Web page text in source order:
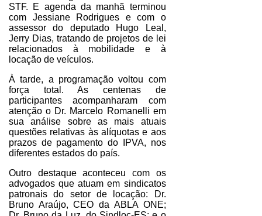
STF. E agenda da manhã terminou
com Jessiane Rodrigues e com o
assessor do deputado Hugo Leal,
Jerry Dias, tratando de projetos de lei
relacionados à mobilidade e à
locação de veículos.
À tarde, a programação voltou com
força total. As centenas de
participantes acompanharam com
atenção o Dr. Marcelo Romanelli em
sua análise sobre as mais atuais
questões relativas às alíquotas e aos
prazos de pagamento do IPVA, nos
diferentes estados do país.
Outro destaque aconteceu com os
advogados que atuam em sindicatos
patronais do setor de locação: Dr.
Bruno Araújo, CEO da ABLA ONE;